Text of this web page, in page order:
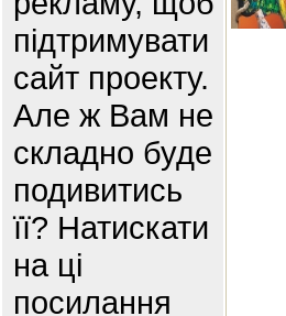
підтримувати
сайт проекту.
Але ж Вам не
складно буде
подивитись
її? Натискати
на ці
посилання